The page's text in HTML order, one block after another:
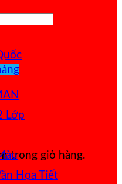
trong giỏ hàng.
Lớp
Họa Tiết